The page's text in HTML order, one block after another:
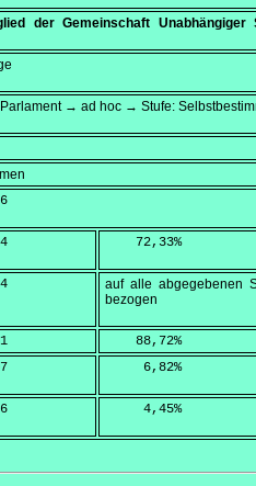
der Gemeinschaft Unabhängiger
→ ad hoc → Stufe:
    72,33
%
auf alle abgegebenen
bezogen
    88,72
%
     6,82
%
     4,45
%